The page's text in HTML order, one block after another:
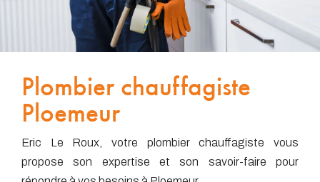
Plombier chauffagiste
Ploemeur
Eric Le Roux, votre plombier chauffagiste vous
propose son expertise et son savoir-faire pour